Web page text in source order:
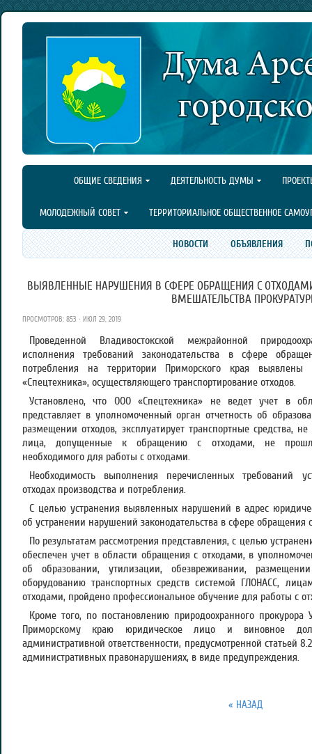
ОБЩИЕ СВЕДЕНИЯ ДЕЯТЕЛЬНОСТЬ ДУМЫ
МОЛОДЕЖНЫЙ СОВЕТ ТЕРРИТОРИАЛЬНОЕ ОБЩЕСТВЕННОЕ
НОВОСТИ ОБЪЯВЛЕНИЯ
ВЫЯВЛЕННЫЕ НАРУШЕНИЯ В СФЕРЕ ОБРАЩЕНИЯ С
ВМЕШАТЕЛЬСТВА
ПРОСМОТРОВ: 853 · ИЮЛ 29, 2019
Проведенной Владивостокской межрайонной
исполнения требований законодательства в сфере
потребления на территории Приморского края
«Спецтехника», осуществляющего транспортирование отходов.
Установлено, что ООО «Спецтехника» не ведет учет в
представляет в уполномоченный орган отчетность об
размещении отходов, эксплуатирует транспортные средства,
лица, допущенные к обращению с отходами, не прошли
необходимого для работы с отходами.
Необходимость выполнения перечисленных требований
отходах производства и потребления.
С целью устранения выявленных нарушений в адрес
об устранении нарушений законодательства в сфере обращения
По результатам рассмотрения представления, с целью
обеспечен учет в области обращения с отходами, в
об образовании, утилизации, обезвреживании,
оборудованию транспортных средств системой ГЛОНАСС,
отходами, пройдено профессиональное обучение для работы с
Кроме того, по постановлению природоохранного прокурора
Приморскому краю юридическое лицо и виновное
административной ответственности, предусмотренной статьей
административных правонарушениях, в виде предупреждения.
« НАЗАД